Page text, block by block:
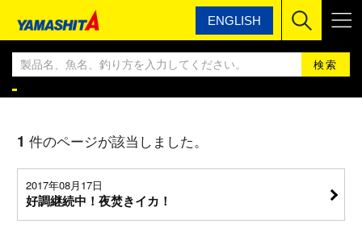
ENGLISH
ヤマシタ YAMASHITA エギングBLOG
YAMASHITA エギングBLOG
1 件のページが該当しました。
2017年08月17日
好調継続中！夜焚きイカ！